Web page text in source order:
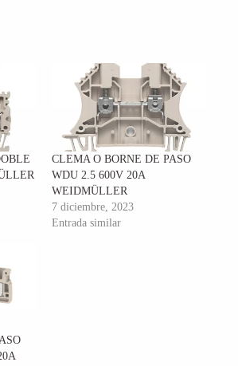
CLEMA O BORNE DE PASO
WDU 2.5 600V 20A
WEIDMÜLLER
7 diciembre, 2023
Entrada similar